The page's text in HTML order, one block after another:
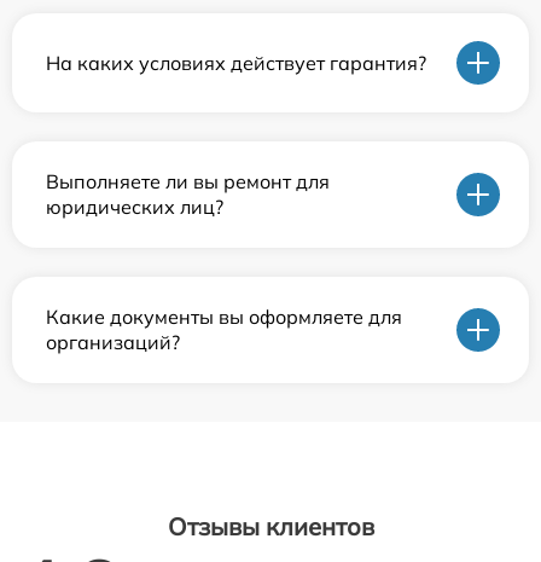
На каких условиях действует гарантия?
Выполняете ли вы ремонт для
юридических лиц?
Какие документы вы оформляете для
организаций?
Отзывы клиентов